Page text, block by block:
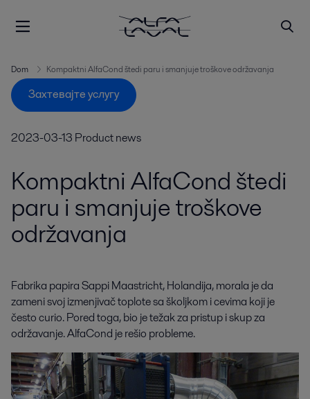
Dom Kompaktni AlfaCond štedi paru i smanjuje troškove održavanja
Захтевајте услугу
2023-03-13 Product news
Kompaktni AlfaCond štedi
paru i smanjuje troškove
održavanja
Fabrika papira Sappi Maastricht, Holandija, morala je da
zameni svoj izmenjivač toplote sa školjkom i cevima koji je
često curio. Pored toga, bio je težak za pristup i skup za
održavanje. AlfaCond je rešio probleme.